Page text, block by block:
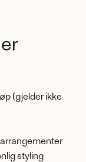
(gjelder ikke
styling